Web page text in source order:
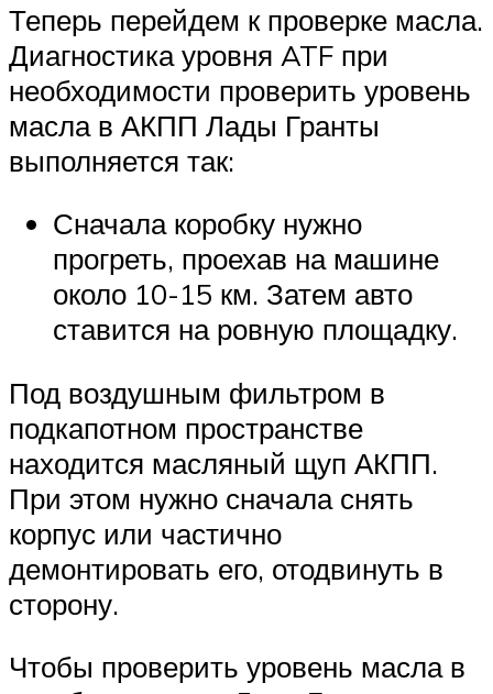
Теперь перейдем к проверке масла.
Диагностика уровня ATF при
необходимости проверить уровень
масла в АКПП Лады Гранты
выполняется так:
Сначала коробку нужно
прогреть, проехав на машине
около 10-15 км. Затем авто
ставится на ровную площадку.
Под воздушным фильтром в
подкапотном пространстве
находится масляный щуп АКПП.
При этом нужно сначала снять
корпус или частично
демонтировать его, отодвинуть в
сторону.
Чтобы проверить уровень масла в